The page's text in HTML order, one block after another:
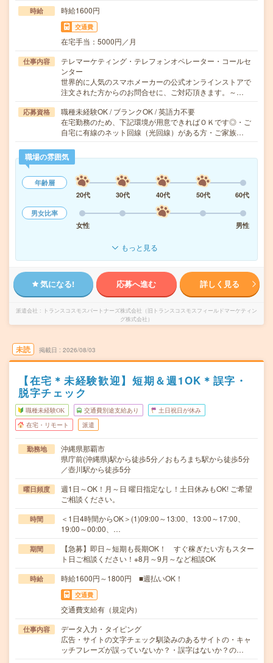
時給 時給1600円
交通費
在宅手当：5000円／月
仕事内容
テレマーケティング・テレフォンオペレーター・コールセ
ンター
世界的に人気のスマホメーカーの公式オンラインストアで
注文された方からのお問合せに、ご対応頂きます。～…
応募資格
職種未経験OK / ブランクOK / 英語力不要
在宅勤務のため、下記環境が用意できればＯＫです◎・ご
自宅に有線のネット回線（光回線）がある方・ご家族…
職場の雰囲気
年齢層
20代
30代 40代 50代
60代
男女比率
女性
男性
もっと見る
気になる! 応募へ進む 詳しく見る
派遣会社
トランスコスモスパートナーズ株式会社（旧トランスコスモスフィールドマーケティン
グ株式会社）
未読 掲載日 2026/08/03
【在宅＊未経験歓迎】短期＆週1OK＊誤字・
脱字チェック
職種未経験OK 交通費別途支給あり 土日祝日が休み
在宅・リモート 派遣
勤務地
沖縄県那覇市
県庁前(沖縄県)駅から徒歩5分／おもろまち駅から徒歩5分
／壺川駅から徒歩5分
曜日頻度
週1日～OK！月～日 曜日指定なし！土日休みもOK! ご希望
ご相談ください。
時間
＜1日4時間からOK＞(1)09:00～13:00、13:00～17:00、
19:00～00:00、…
期間
【急募】即日～短期も長期OK！ すぐ稼ぎたい方もスター
ト日ご相談ください！※8月～9月～など相談OK
時給 時給1600円～1800円 ■週払いOK！
交通費
交通費支給有（規定内）
仕事内容
データ入力・タイピング
広告・サイトの文字チェック馴染みのあるサイトの・キャ
ッチフレーズが誤っていないか？・誤字はないか？の…